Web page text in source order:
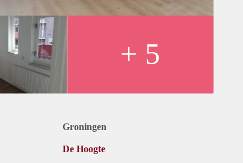
+ 5
Groningen
De Hoogte